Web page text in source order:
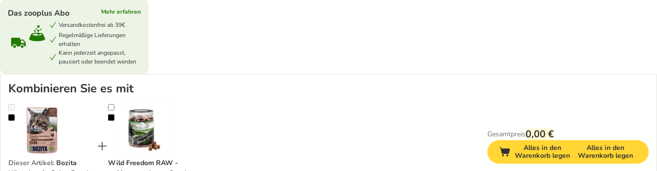
Das zooplus Abo
Mehr erfahren
Versandkostenfrei ab 39€
Regelmäßige Lieferungen
erhalten
Kann jederzeit angepasst,
pausiert oder beendet werden
Kombinieren Sie es mit
Bozita Häppchen in Gelee Pouch 12 x 85 g
Dieser Artikel: Bozita
Wild Freedom RAW - gefriergetrocknete Snacks
Wild Freedom RAW -
Gesamtpreis0,00 €
Alles in den
Warenkorb legen
Alles in den
Warenkorb legen